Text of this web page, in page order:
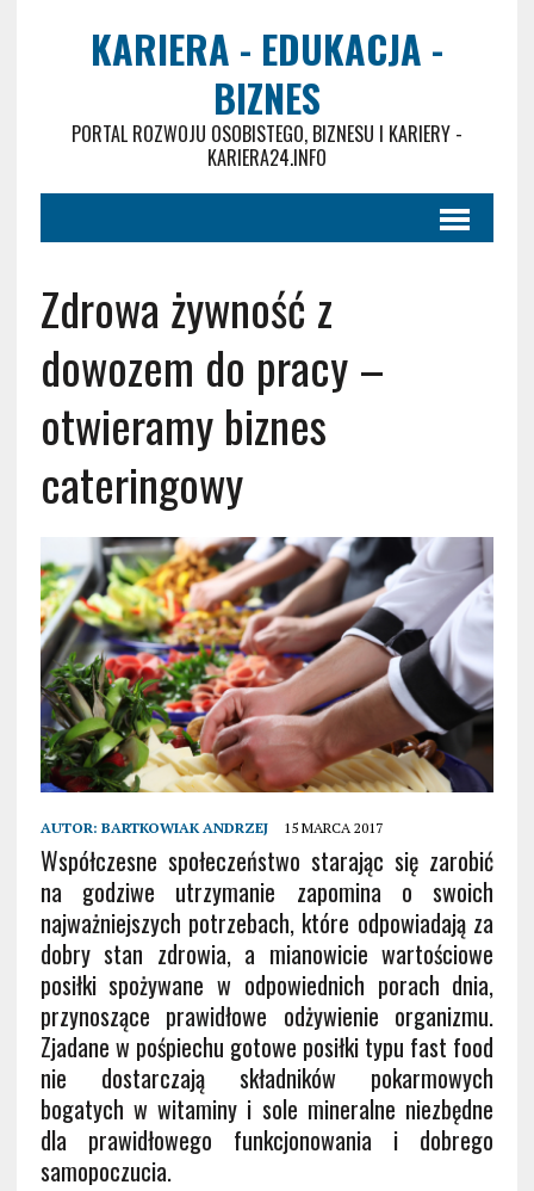
KARIERA - EDUKACJA -
BIZNES
PORTAL ROZWOJU OSOBISTEGO, BIZNESU I KARIERY -
KARIERA24.INFO
Zdrowa żywność z
dowozem do pracy –
otwieramy biznes
cateringowy
AUTOR: BARTKOWIAK ANDRZEJ 15 MARCA 2017
Współczesne społeczeństwo starając się zarobić
na godziwe utrzymanie zapomina o swoich
najważniejszych potrzebach, które odpowiadają za
dobry stan zdrowia, a mianowicie wartościowe
posiłki spożywane w odpowiednich porach dnia,
przynoszące prawidłowe odżywienie organizmu.
Zjadane w pośpiechu gotowe posiłki typu fast food
nie dostarczają składników pokarmowych
bogatych w witaminy i sole mineralne niezbędne
dla prawidłowego funkcjonowania i dobrego
samopoczucia.